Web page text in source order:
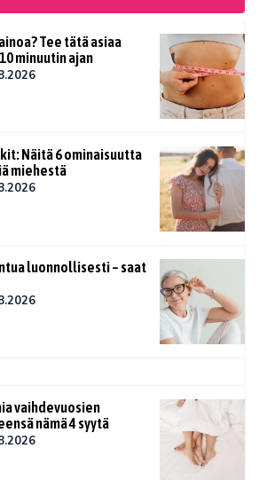
Tee tätä asiaa
minuutin ajan
Näitä 6 ominaisuutta
miehestä
luonnollisesti – saat
vaihdevuosien
nämä 4 syytä